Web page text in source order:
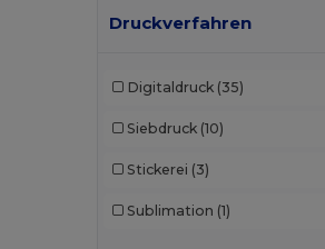
Druckverfahren
Digitaldruck (35)
Siebdruck (10)
Stickerei (3)
Sublimation (1)